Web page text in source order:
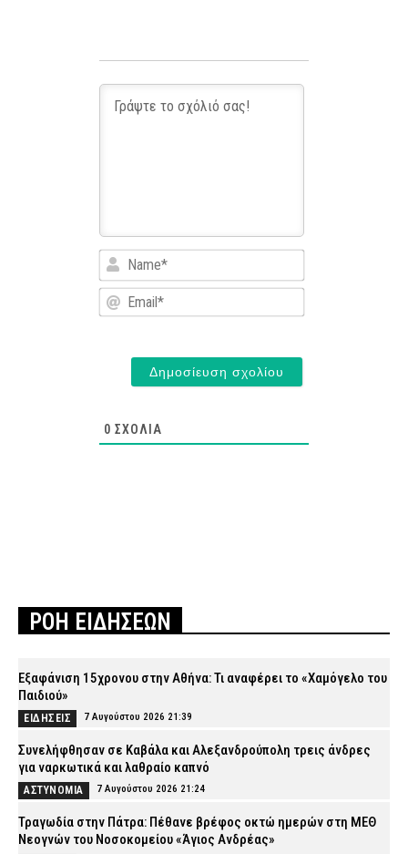
Name*
Email*
0 ΣΧΌΛΙΑ
ΡΟΗ ΕΙΔΗΣΕΩΝ
Εξαφάνιση 15χρονου στην Αθήνα: Τι αναφέρει το «Χαμόγελο του
Παιδιού»
ΕΙΔΗΣΕΙΣ 7 Αυγούστου 2026 21:39
Συνελήφθησαν σε Καβάλα και Αλεξανδρούπολη τρεις άνδρες
για ναρκωτικά και λαθραίο καπνό
ΑΣΤΥΝΟΜΙΑ 7 Αυγούστου 2026 21:24
Τραγωδία στην Πάτρα: Πέθανε βρέφος οκτώ ημερών στη ΜΕΘ
Νεογνών του Νοσοκομείου «Άγιος Ανδρέας»